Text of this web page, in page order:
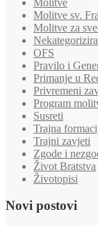
Molitve sv.
Molitve za
OFS
Pravilo i
Primanje u
Privremeni
Program
Susreti
Trajna
Trajni zavjeti
Zgode i
Život Bratstva
Životopisi
Novi postovi